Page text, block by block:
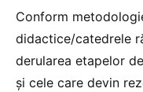
Conform
didactice/catedrele
derularea etapelor
și cele care devin